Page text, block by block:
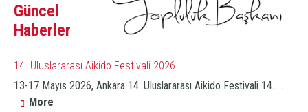
Güncel
Haberler
14. Uluslararası Aikido Festivali 2026
13-17 Mayıs 2026, Ankara 14. Uluslararası Aikido Festivali 14. ...
More